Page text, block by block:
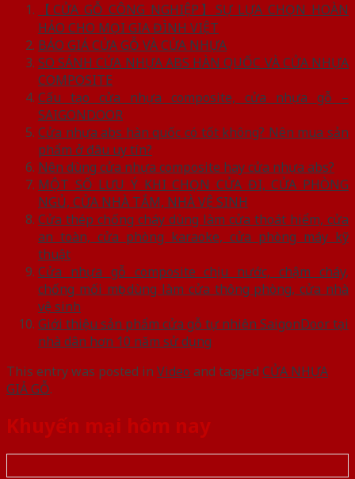
【CỬA GỖ CÔNG NGHIỆP】SỰ LỰA CHỌN HOÀN
HẢO CHO MỌI GIA ĐÌNH VIỆT
BÁO GIÁ CỬA GỖ VÀ CỬA NHỰA
SO SÁNH CỬA NHỰA ABS HÀN QUỐC VÀ CỬA NHỰA
COMPOSITE
Cấu tạo cửa nhựa composite, cửa nhựa gỗ –
SAIGONDOOR
Cửa nhựa abs hàn quốc có tốt không? Nên mua sản
phẩm ở đâu uy tín?
Nên dùng cửa nhựa composite hay cửa nhựa abs?
MỘT SỐ LƯU Ý KHI CHỌN CỬA ĐI, CỬA PHÒNG
NGỦ, CỬA NHÀ TẮM, NHÀ VỆ SINH
Cửa thép chống cháy dùng làm cửa thoát hiểm, cửa
an toàn, cửa phòng karaoke, cửa phòng máy kỹ
thuật
Cửa nhựa gỗ composite chịu nước, chậm cháy,
chống mối mọt dùng làm cửa thông phòng, cửa nhà
vệ sinh
Giới thiệu sản phẩm cửa gỗ tự nhiên SaigonDoor tại
nhà dân hơn 10 năm sử dụng
This entry was posted in Video and tagged CỬA NHỰA
GIẢ GỖ.
Khuyến mại hôm nay